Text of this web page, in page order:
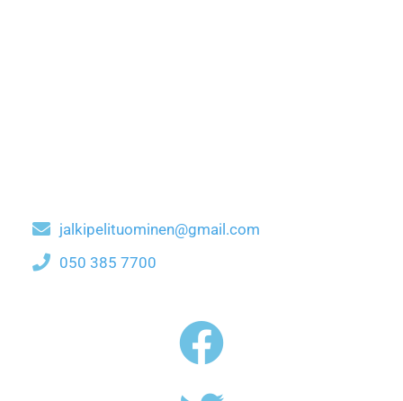
jalkipelituominen@gmail.com
050 385 7700